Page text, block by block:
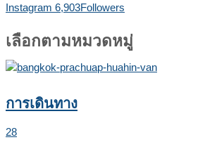
Instagram 6,903Followers
เลือกตามหมวดหมู่
การเดินทาง
28